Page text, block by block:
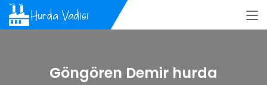
Göngören Demir hurda